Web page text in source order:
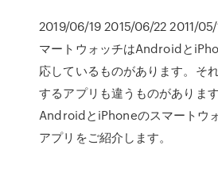
2019/06/19 2015/06/22 2011/
マートウォッチはAndroidと
応しているものがあります。そ
するアプリも違うものがあります
AndroidとiPhoneのスマートウ
アプリをご紹介します。